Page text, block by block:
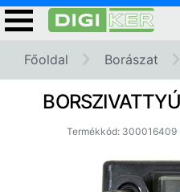
Főoldal Borászat
Termékkód: 300016409